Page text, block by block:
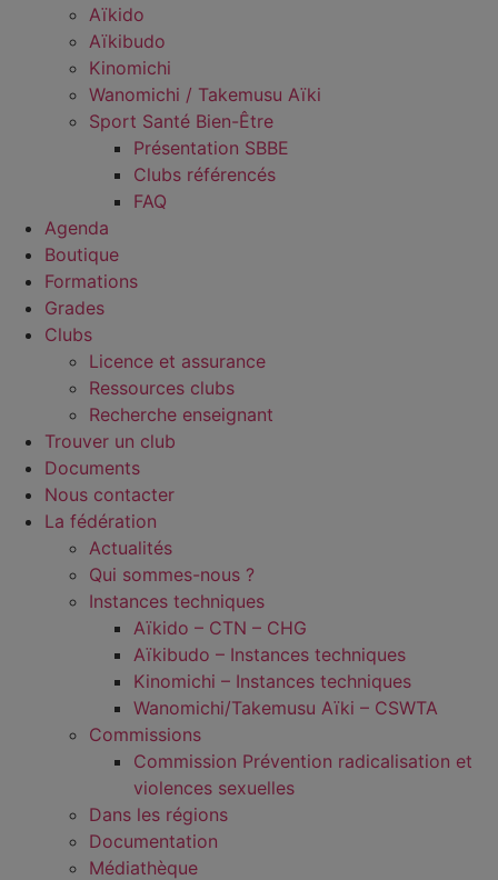
Aïkido
Aïkibudo
Kinomichi
Wanomichi / Takemusu Aïki
Sport Santé Bien-Être
Présentation SBBE
Clubs référencés
FAQ
Agenda
Boutique
Formations
Grades
Clubs
Licence et assurance
Ressources clubs
Recherche enseignant
Trouver un club
Documents
Nous contacter
La fédération
Actualités
Qui sommes-nous ?
Instances techniques
Aïkido – CTN – CHG
Aïkibudo – Instances techniques
Kinomichi – Instances techniques
Wanomichi/Takemusu Aïki – CSWTA
Commissions
Commission Prévention radicalisation et
violences sexuelles
Dans les régions
Documentation
Médiathèque